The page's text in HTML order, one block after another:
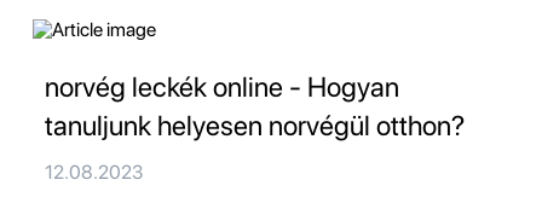
norvég leckék online - Hogyan
tanuljunk helyesen norvégül otthon?
12.08.2023